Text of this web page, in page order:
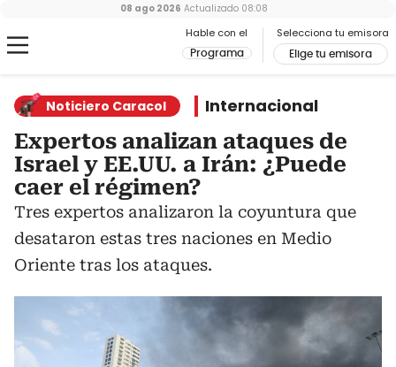
Hable con el
Programa
Selecciona tu emisora
Elige tu emisora
08 ago 2026 Actualizado 08:08
Noticiero Caracol Internacional
Expertos analizan ataques de
Israel y EE.UU. a Irán: ¿Puede
caer el régimen?
Tres expertos analizaron la coyuntura que
desataron estas tres naciones en Medio
Oriente tras los ataques.